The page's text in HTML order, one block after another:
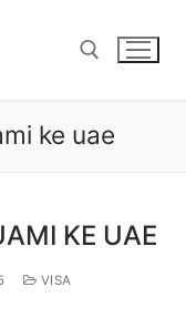
ke uae
KE UAE
VISA